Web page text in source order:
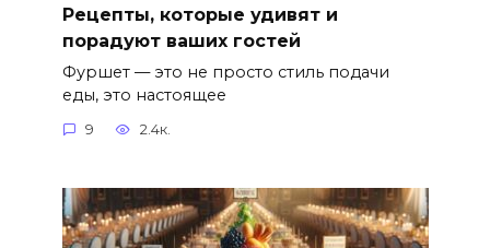
Рецепты, которые удивят и
порадуют ваших гостей
Фуршет — это не просто стиль подачи
еды, это настоящее
9 2.4к.